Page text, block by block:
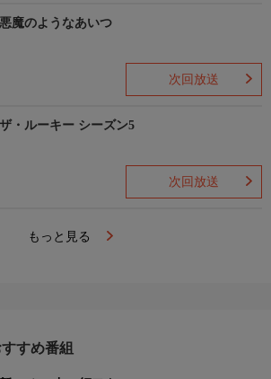
悪魔のようなあいつ
次回放送
ザ・ルーキー シーズン5
次回放送
もっと見る
すめ番組